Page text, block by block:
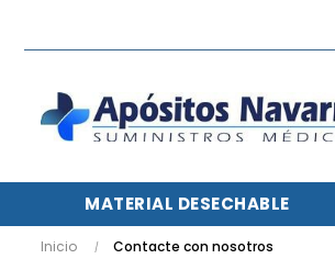
MATERIAL DESECHABLE
Inicio Contacte con nosotros